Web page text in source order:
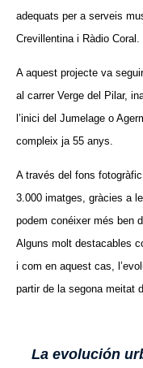
adequats per a serveis
Crevillentina i Ràdio Coral.
A aquest projecte va
al carrer Verge del Pilar,
l’inici del Jumelage o
compleix ja 55 anys.
A través del fons
3.000 imatges, gràcies a
podem conéixer més ben
Alguns molt destacables
i com en aquest cas,
partir de la segona meitat
La evolución